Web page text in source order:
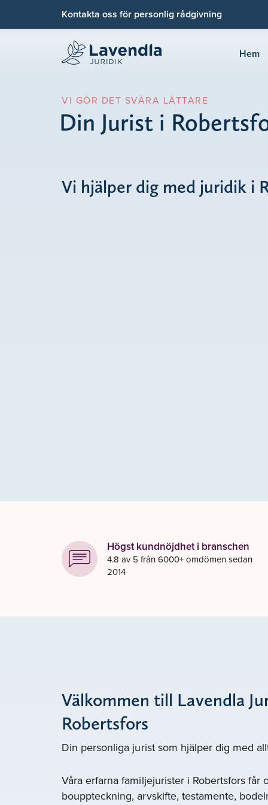
Kontakta oss för personlig rådgivning
Hem
VI GÖR DET SVÅRA LÄTTARE
Din Jurist i
Vi hjälper dig med juridik i
Högst kundnöjdhet i branschen
4.8 av 5 från 6000+ omdömen sedan
2014
Välkommen till Lavendla
Robertsfors
Din personliga jurist som hjälper dig med
Våra erfarna familjejurister i Robertsfors får
bouppteckning, arvskifte, testamente,